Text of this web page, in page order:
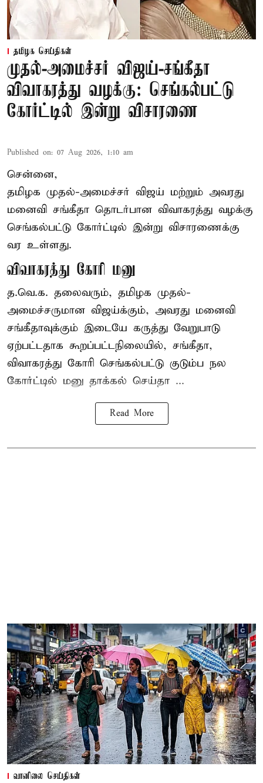
தமிழக செய்திகள்
முதல்-அமைச்சர் விஜய்-சங்கீதா
விவாகரத்து வழக்கு: செங்கல்பட்டு
கோர்ட்டில் இன்று விசாரணை
Published on: 07 Aug 2026, 1:10 am
சென்னை,
தமிழக முதல்-அமைச்சர் விஜய் மற்றும் அவரது
மனைவி சங்கீதா தொடர்பான விவாகரத்து வழக்கு
செங்கல்பட்டு கோர்ட்டில் இன்று விசாரணைக்கு
வர உள்ளது.
விவாகரத்து கோரி மனு
த.வெ.க. தலைவரும், தமிழக முதல்-
அமைச்சருமான விஜய்க்கும், அவரது மனைவி
சங்கீதாவுக்கும் இடையே கருத்து வேறுபாடு
ஏற்பட்டதாக கூறப்பட்டநிலையில், சங்கீதா,
விவாகரத்து கோரி செங்கல்பட்டு குடும்ப நல
கோர்ட்டில் மனு தாக்கல் செய்தா ...
Read More
வானிலை செய்திகள்